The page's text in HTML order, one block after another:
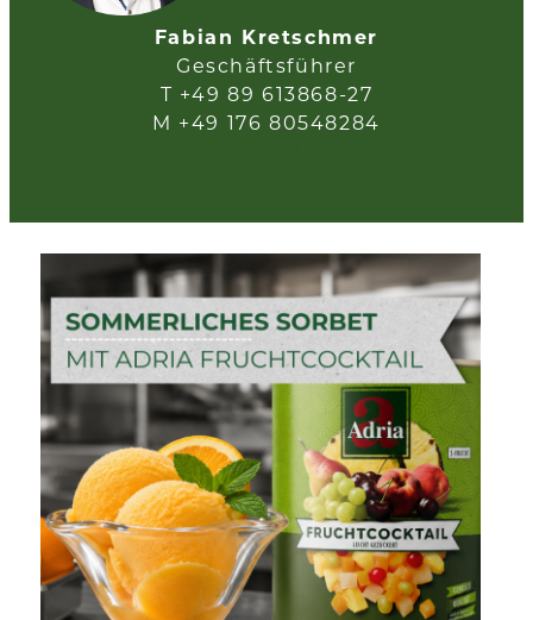
Fabian Kretschmer
Geschäftsführer
T +49 89 613868-27
M +49 176 80548284